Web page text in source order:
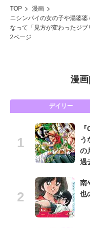
TOP
漫画
ニシンパイの女の子や湯婆
なって「見方が変わったジブ
2ページ
漫画|
デイリー
う
の
過
南
也